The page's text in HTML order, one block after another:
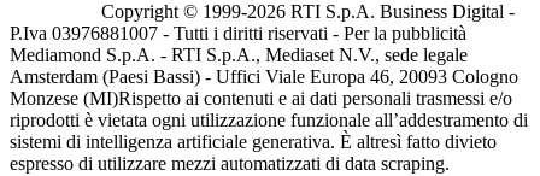
Copyright © 1999-2026 RTI S.p.A. Business Digital -
P.Iva 03976881007 - Tutti i diritti riservati - Per la pubblicità
Mediamond S.p.A. - RTI S.p.A., Mediaset N.V., sede legale
Amsterdam (Paesi Bassi) - Uffici Viale Europa 46, 20093 Cologno
Monzese (MI)Rispetto ai contenuti e ai dati personali trasmessi e/o
riprodotti è vietata ogni utilizzazione funzionale all’addestramento di
sistemi di intelligenza artificiale generativa. È altresì fatto divieto
espresso di utilizzare mezzi automatizzati di data scraping.